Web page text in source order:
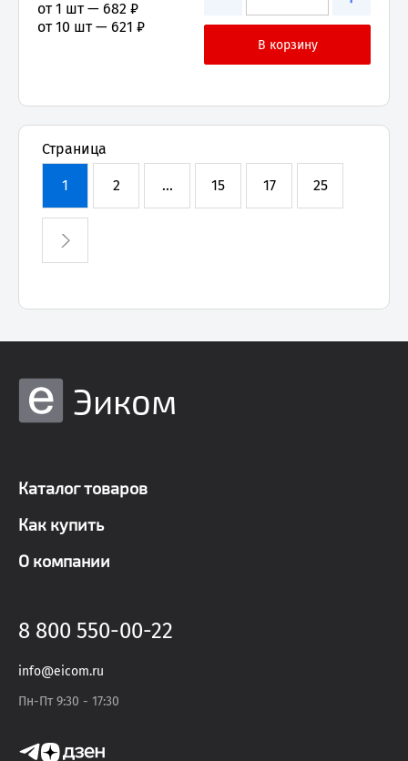
от 1 шт — 682 ₽
от 10 шт — 621 ₽
Страница
1 2 ... 15 17 25
Эиком
Каталог товаров
Как купить
О компании
8 800 550-00-22
info@eicom.ru
Пн-Пт 9:30 - 17:30